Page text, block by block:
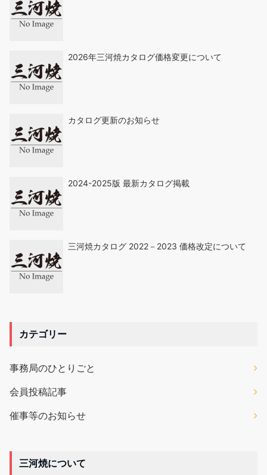
2026年三河焼カタログ価格変更について
カタログ更新のお知らせ
2024-2025版 最新カタログ掲載
三河焼カタログ 2022－2023 価格改定について
カテゴリー
事務局のひとりごと
会員投稿記事
催事等のお知らせ
三河焼について